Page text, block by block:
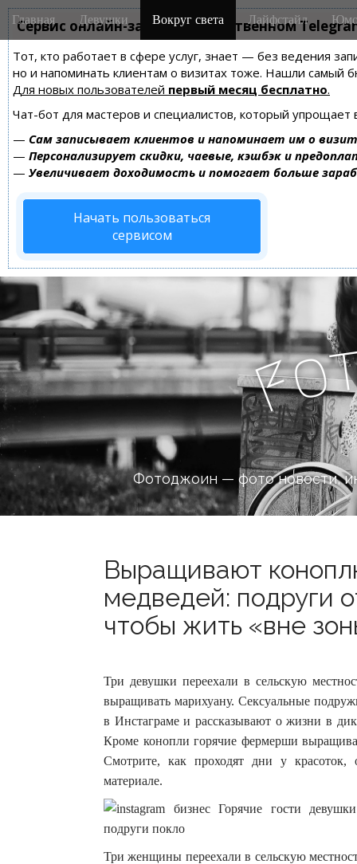
Сервис онлайн-записи на собственном
Тот, кто работает в сфере услуг, знает — без ведения
но и напоминать клиентам о визитах тоже. Нашли самый
Для новых пользователей первый месяц бесплатно.
Чат-бот для мастеров и специалистов, который упрощает
— Сам записывает клиентов и напоминает им о
— Персонализирует скидки, чаевые, кэшбэк и
— Увеличивает доходимость и помогает больше
Начать пользоваться
сервисом
M
a
n
m
e
n
u
i
Главная Девушки Вокруг света Лайфстайл
Fo
Фотоджоин — фото новости,
Выращивают
медведей: подруги
чтобы жить «вне
Три девушки переехали в сельскую
выращивать марихуану. Сексуальные
в Инстаграме и рассказывают о жизни в
Кроме конопли горячие фермерши
Смотрите, как проходят дни у
материале.
Три женщины переехали в сельскую